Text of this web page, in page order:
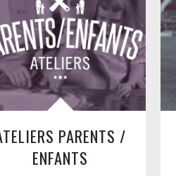
PARENTS /
ENFANTS